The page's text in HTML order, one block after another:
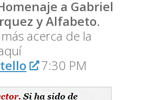
a Gabriel
y Alfabeto.
acerca de la
7:30 PM